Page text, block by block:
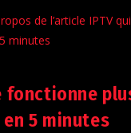
fonctionne
5 minutes